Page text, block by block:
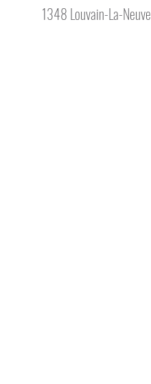
1348 Louvain-La-Neuve